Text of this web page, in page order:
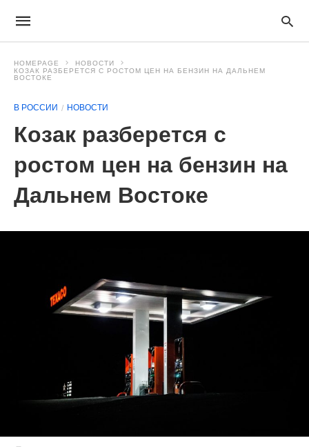
HOMEPAGE
НОВОСТИ
КОЗАК РАЗБЕРЕТСЯ С РОСТОМ ЦЕН НА БЕНЗИН НА ДАЛЬНЕМ
ВОСТОКЕ
В РОССИИ НОВОСТИ
Козак разберется с
ростом цен на бензин на
Дальнем Востоке